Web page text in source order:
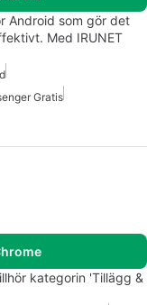
Android som gör det
Med IRUNET
Gratis
kategorin 'Tillägg &